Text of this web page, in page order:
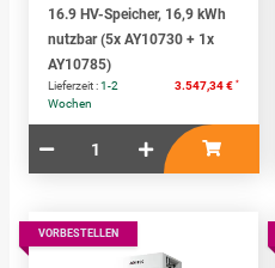
16.9 HV-Speicher, 16,9 kWh
nutzbar (5x AY10730 + 1x
AY10785)
Lieferzeit :1-2
Wochen
3.547,34 € *
VORBESTELLEN